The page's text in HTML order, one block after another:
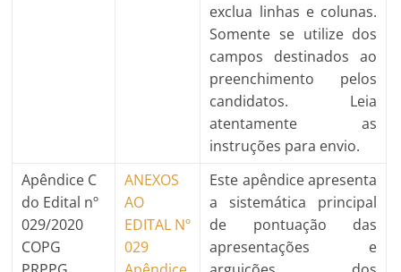
exclua linhas e colunas.
Somente se utilize dos
campos destinados ao
preenchimento pelos
candidatos. Leia
atentamente as
instruções para envio.
Apêndice C
do Edital nº
029/2020
COPG
ANEXOS
AO
EDITAL Nº
029
Este apêndice apresenta
a sistemática principal
de pontuação das
apresentações e